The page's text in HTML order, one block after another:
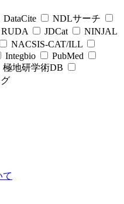
DataCite
NDLサーチ
RUDA JDCat
NINJAL
NACSIS-CAT/ILL
Integbio
PubMed
極地研学術DB
て